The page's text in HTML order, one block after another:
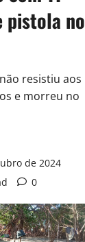
pistola no
resistiu aos
e morreu no
de 2024
0